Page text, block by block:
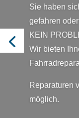
Sie haben
gefahren
KEIN
Wir bieten
Reparaturen
möglich.